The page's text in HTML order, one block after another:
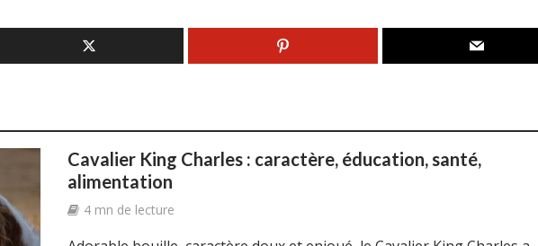
Cavalier King Charles : caractère, éducation, santé,
alimentation
4 mn de lecture